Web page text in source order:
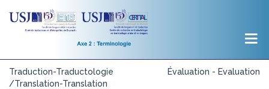
Traduction-Traductologie
/Translation-Translation
Évaluation - Evaluation